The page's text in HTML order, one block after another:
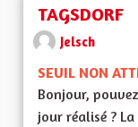
TAGSDORF
Jelsch
SEUIL NON
Bonjour,
jour réalisé ?